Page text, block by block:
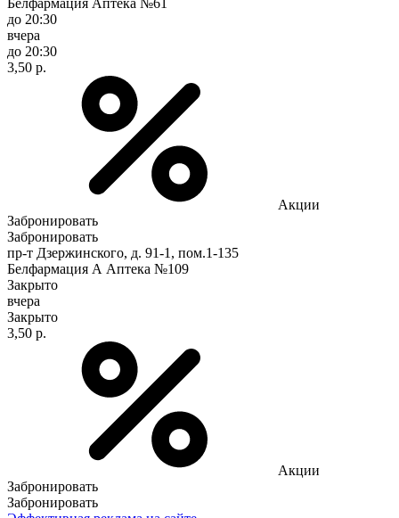
до 20:30
вчера
до 20:30
3,50 р.
Акции
Забронировать
Забронировать
пр-т Дзержинского, д. 91-1, пом.1-135
Белфармация А Аптека №109
Закрыто
вчера
Закрыто
3,50 р.
Акции
Забронировать
Забронировать